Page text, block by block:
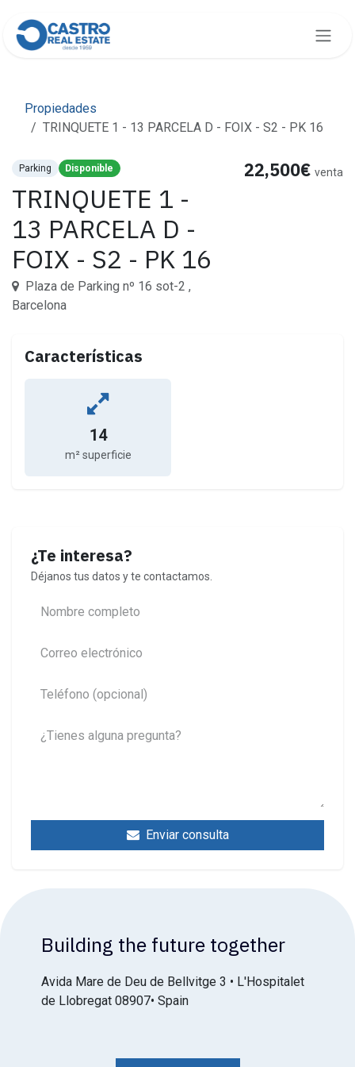
Propiedades
TRINQUETE 1 - 13 PARCELA D - FOIX - S2 - PK 16
Parking Disponible
TRINQUETE 1 -
13 PARCELA D -
FOIX - S2 - PK 16
Plaza de Parking nº 16 sot-2 ,
Barcelona
22,500€ venta
Características
14
m² superficie
¿Te interesa?
Déjanos tus datos y te contactamos.
Enviar consulta
Building the future together
Avida Mare de Deu de Bellvitge 3 • L'Hospitalet
de Llobregat 08907• Spain